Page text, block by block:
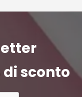
di sconto